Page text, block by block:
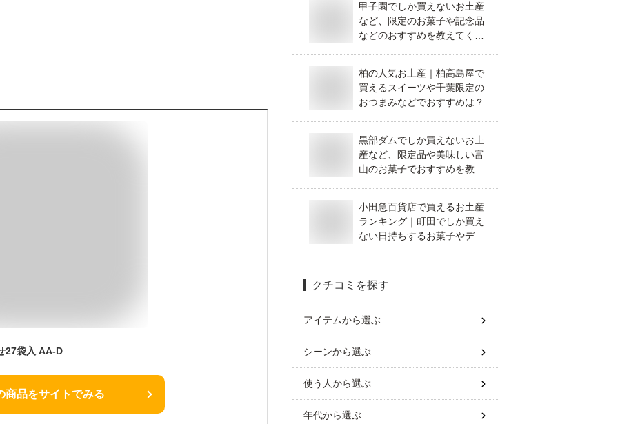
27袋入 AA-D
商品をサイトでみる
甲子園でしか買えないお土産
など、限定のお菓子や記念品
などのおすすめを教えてくだ
柏の人気お土産｜柏高島屋で
買えるスイーツや千葉限定の
おつまみなどでおすすめは？
黒部ダムでしか買えないお土
産など、限定品や美味しい富
山のお菓子でおすすめを教え
小田急百貨店で買えるお土産
ランキング｜町田でしか買え
ない日持ちするお菓子やデパ
クチコミを探す
アイテムから選ぶ
シーンから選ぶ
使う人から選ぶ
年代から選ぶ